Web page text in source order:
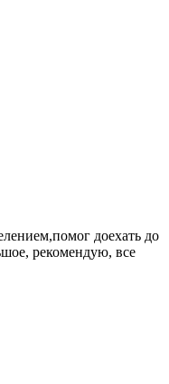
доехать до
рекомендую, все